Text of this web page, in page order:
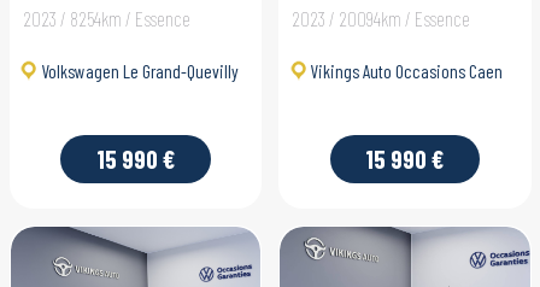
2023 / 8254km / Essence
Volkswagen Le Grand-Quevilly
15 990 €
2023 / 20094km / Essence
Vikings Auto Occasions Caen
15 990 €